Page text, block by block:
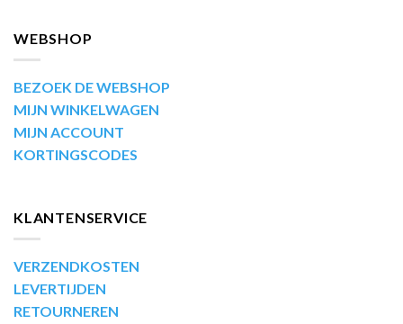
WEBSHOP
BEZOEK DE WEBSHOP
MIJN WINKELWAGEN
MIJN ACCOUNT
KORTINGSCODES
KLANTENSERVICE
VERZENDKOSTEN
LEVERTIJDEN
RETOURNEREN